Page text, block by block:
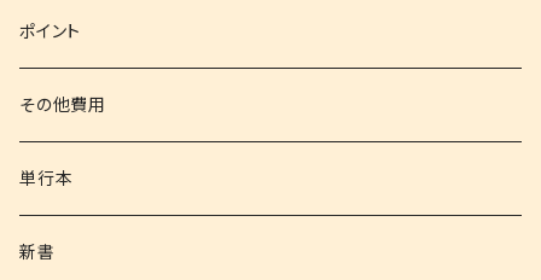
文庫
その他書籍
書籍以外
ポイント
その他費用
単行本
新書